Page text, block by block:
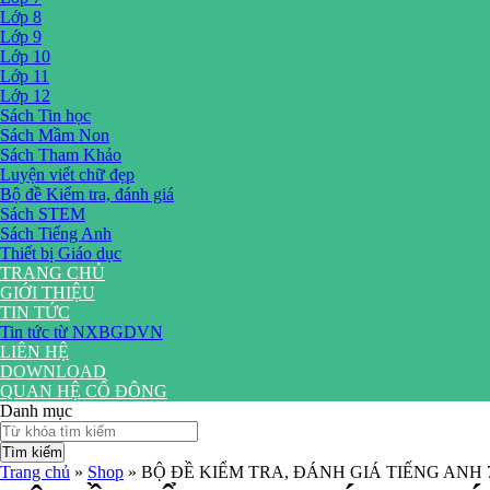
Lớp 8
Lớp 9
Lớp 10
Lớp 11
Lớp 12
Sách Tin học
Sách Mầm Non
Sách Tham Khảo
Luyện viết chữ đẹp
Bộ đề Kiểm tra, đánh giá
Sách STEM
Sách Tiếng Anh
Thiết bị Giáo dục
TRANG CHỦ
GIỚI THIỆU
TIN TỨC
Tin tức từ NXBGDVN
LIÊN HỆ
DOWNLOAD
QUAN HỆ CỔ ĐÔNG
Danh mục
Tìm kiếm
Trang chủ » Shop » BỘ ĐỀ KIỂM TRA, ĐÁNH GIÁ TIẾNG ANH